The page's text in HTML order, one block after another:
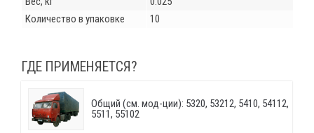
Количество в упаковке
10
ГДЕ ПРИМЕНЯЕТСЯ?
Общий (см. мод-ции): 5320, 53212, 5410, 54112,
5511, 55102